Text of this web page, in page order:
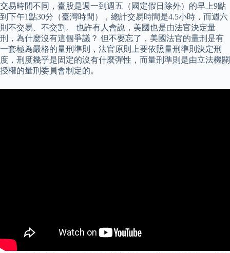
交易時間不同，臺股是週一到週五（國定假日除外）的早上9點
到下午1點30分（臺灣時間），總計交易時間是4.5小時，而週六
則不交易、不交割。 也許有人會說，美國也是由法官決定量
刑，為什麼沒有這個爭議？ 但不要忘了，美國法官的量刑是有
一套極為嚴格的量刑準則，法官原則上要依照量刑準則決定刑
度，刑度幾乎是固定的沒有什麼彈性，而量刑準則是由立法機關
授權的量刑委員會制定的。